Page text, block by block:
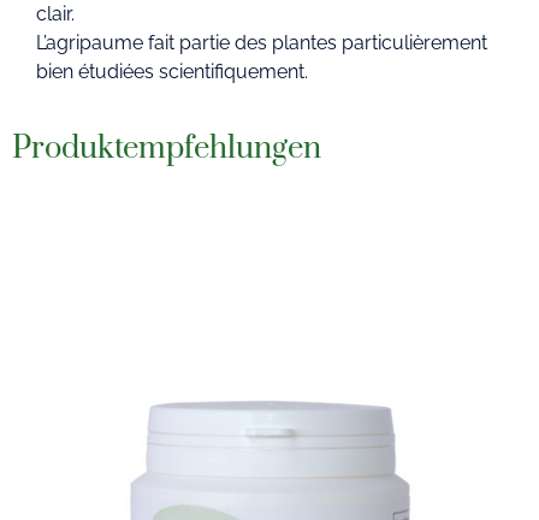
clair.
L’agripaume fait partie des plantes particulièrement
bien étudiées scientifiquement.
Produktempfehlungen